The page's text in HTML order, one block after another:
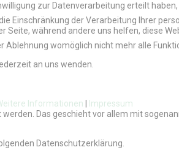
zur Datenverarbeitung erteilt
Einschränkung der Verarbeitung Ihrer
an uns wenden.
Das geschieht vor allem mit
Datenschutzerklärung.
während andere uns helfen, diese
womöglich nicht mehr alle
Informationen | Impressum